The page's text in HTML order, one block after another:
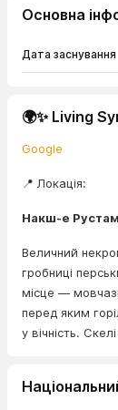
Основна
Дата заснування
🌍✨ Living
Google
📍 Локація:
Накш-е
Величний
гробниці
місце —
перед яким
у вічність.